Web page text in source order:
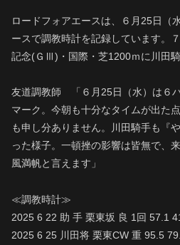
ロードフォアエースは、６月25日（
ースで調教時計を記録しています。
記念(ＧⅢ)・国際・芝1200ｍに川田騎
友道調教師 「６月25日（水）は６
マーク。今朝も十分なタイムが出た
も申し分ありません。川田騎手も『
った様子。一頓挫の影響は皆無で、
風満帆と言えます」
≪調教時計≫
2025 6 22 助 手 栗東坂 良 1回 57.1
2025 6 25 川田将 栗東CW 重 95.5